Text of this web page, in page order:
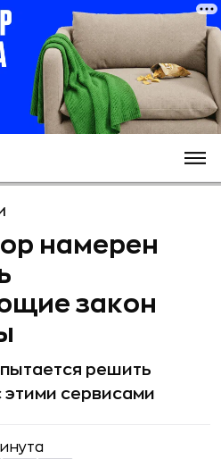
намерен
закон
решить
сервисами